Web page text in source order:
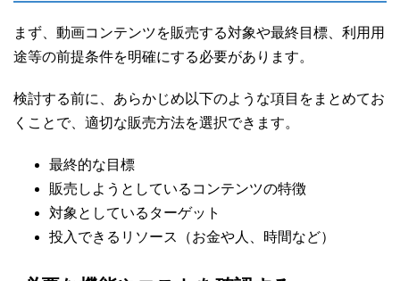
まず、動画コンテンツを販売する対象や最終目標、利用用
途等の前提条件を明確にする必要があります。
検討する前に、あらかじめ以下のような項目をまとめてお
くことで、適切な販売方法を選択できます。
最終的な目標
販売しようとしているコンテンツの特徴
対象としているターゲット
投入できるリソース（お金や人、時間など）